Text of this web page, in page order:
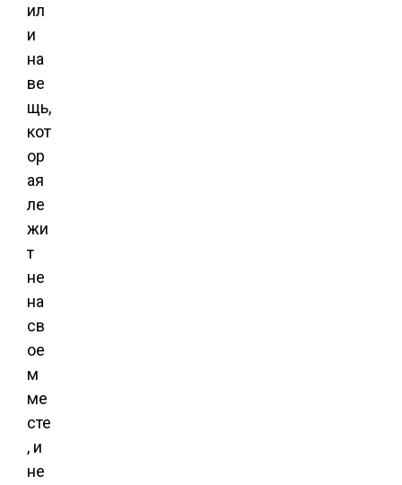
ил
и
на
ве
щь,
кот
ор
ая
ле
жи
т
не
на
св
ое
м
ме
сте
, и
не